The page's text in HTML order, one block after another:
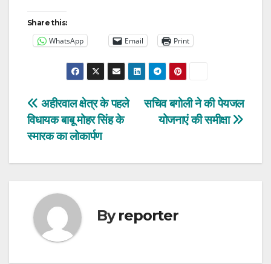
Share this:
WhatsApp Email Print
Post
navigation
सचिव बगोली ने की पेयजल
योजनाएं की समीक्षा
अहीरवाल क्षेत्र के पहले
विधायक बाबू मोहर सिंह के
स्मारक का लोकार्पण
Byreporter